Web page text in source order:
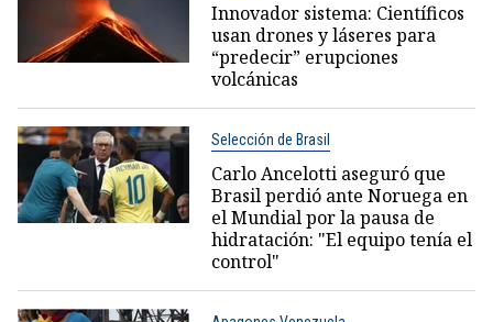
Innovador sistema: Científicos
usan drones y láseres para
“predecir” erupciones
volcánicas
Selección de Brasil
Carlo Ancelotti aseguró que
Brasil perdió ante Noruega en
el Mundial por la pausa de
hidratación: "El equipo tenía el
control"